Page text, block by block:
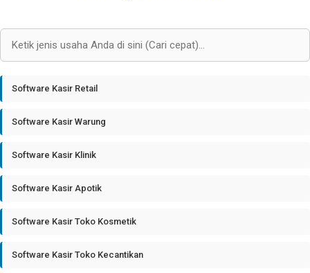
Software Kasir Retail
Software Kasir Warung
Software Kasir Klinik
Software Kasir Apotik
Software Kasir Toko Kosmetik
Software Kasir Toko Kecantikan